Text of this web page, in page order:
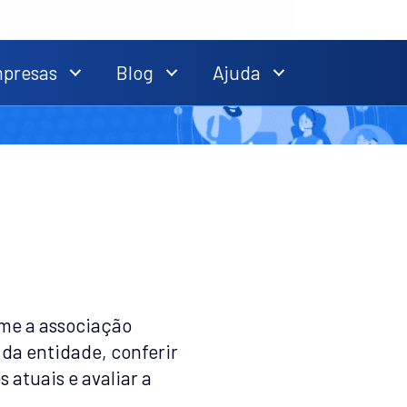
Blog Ajuda
a associação
entidade, conferir
atuais e avaliar a